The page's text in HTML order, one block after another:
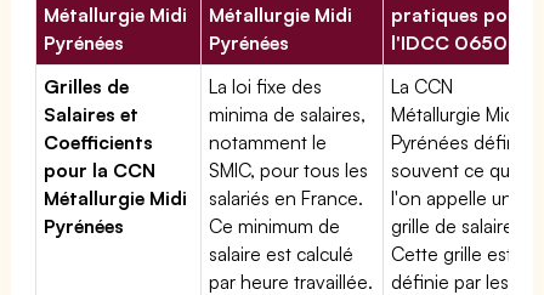
Métallurgie Midi
Pyrénées
Métallurgie Midi
Pyrénées
pratiques pour
l'IDCC 0650
Grilles de
Salaires et
Coefficients
pour la CCN
Métallurgie Midi
Pyrénées
La loi fixe des
minima de salaires,
notamment le
SMIC, pour tous les
salariés en France.
Ce minimum de
salaire est calculé
par heure travaillée.
La CCN
Métallurgie Midi
Pyrénées définit
souvent ce que
l'on appelle une
grille de salaires.
Cette grille est
définie par les